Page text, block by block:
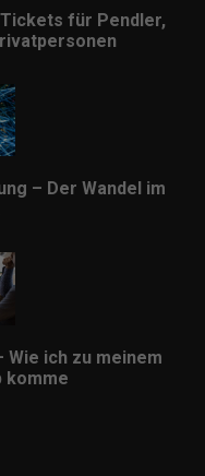
für Pendler,
– Der Wandel im
Wie ich zu meinem
komme